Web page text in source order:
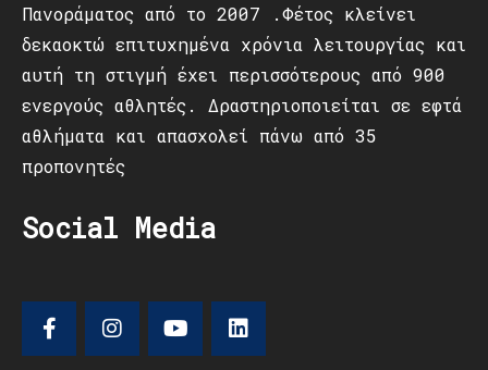
Πανοράματος από το 2007 .Φέτος κλείνει
δεκαοκτώ επιτυχημένα χρόνια λειτουργίας και
αυτή τη στιγμή έχει περισσότερους από 900
ενεργούς αθλητές. Δραστηριοποιείται σε εφτά
αθλήματα και απασχολεί πάνω από 35
προπονητές
Social Media